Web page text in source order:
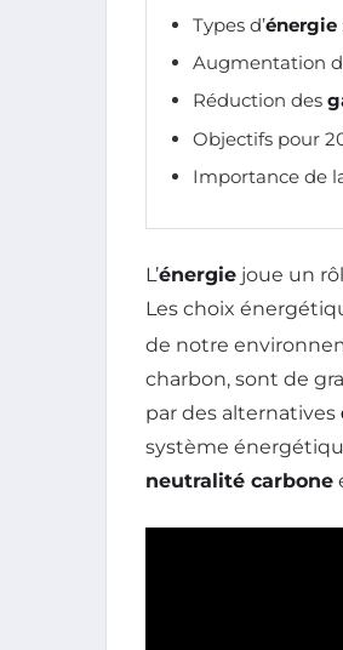
Types d’énergie
Augmentation
Réduction des
Objectifs pour
Importance de
L’énergie joue un
Les choix
de notre
charbon, sont de
par des alternatives
système
neutralité carbone